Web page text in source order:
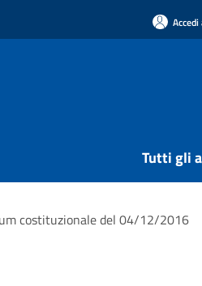
Tutti gli
costituzionale del 04/12/2016